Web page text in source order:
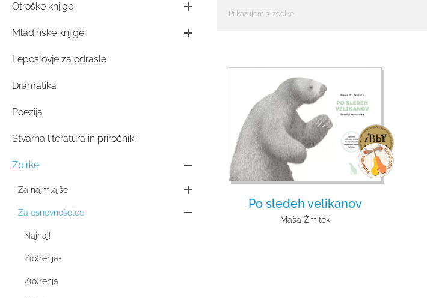
Otroške knjige
Mladinske knjige
Leposlovje za odrasle
Dramatika
Poezija
Stvarna literatura in priročniki
Zbirke
Za najmlajše
Za osnovnošolce
Najnaj!
Z(o)renja+
Z(o)renja
Prikazujem 3 izdelke
Po sledeh velikanov
Maša Žmitek